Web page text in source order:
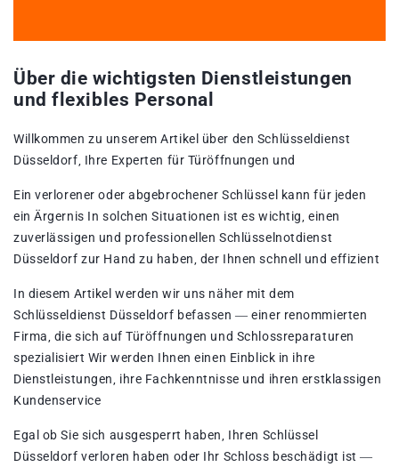
Über die wichtigsten Dienstleistungen
und flexibles Personal
Willkommen zu unserem Artikel über den Schlüsseldienst
Düsseldorf‚ Ihre Experten für Türöffnungen und
Ein verlorener oder abgebrochener Schlüssel kann für jeden
ein Ärgernis In solchen Situationen ist es wichtig‚ einen
zuverlässigen und professionellen Schlüsselnotdienst
Düsseldorf zur Hand zu haben‚ der Ihnen schnell und effizient
In diesem Artikel werden wir uns näher mit dem
Schlüsseldienst Düsseldorf befassen ― einer renommierten
Firma‚ die sich auf Türöffnungen und Schlossreparaturen
spezialisiert Wir werden Ihnen einen Einblick in ihre
Dienstleistungen‚ ihre Fachkenntnisse und ihren erstklassigen
Kundenservice
Egal ob Sie sich ausgesperrt haben‚ Ihren Schlüssel
Düsseldorf verloren haben oder Ihr Schloss beschädigt ist ―